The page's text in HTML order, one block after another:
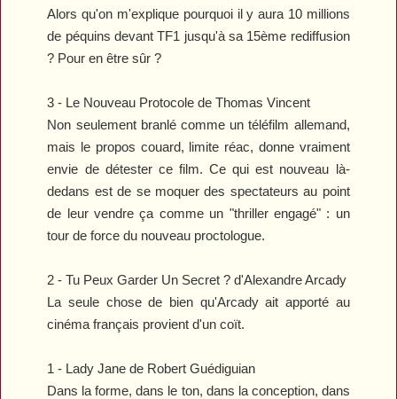
Alors qu'on m'explique pourquoi il y aura 10 millions
de péquins devant TF1 jusqu'à sa 15ème rediffusion
? Pour en être sûr ?
3 - Le Nouveau Protocole de Thomas Vincent
Non seulement branlé comme un téléfilm allemand,
mais le propos couard, limite réac, donne vraiment
envie de détester ce film. Ce qui est nouveau là-
dedans est de se moquer des spectateurs au point
de leur vendre ça comme un "thriller engagé" : un
tour de force du nouveau proctologue.
2 -Tu Peux Garder Un Secret ? d'Alexandre Arcady
La seule chose de bien qu'Arcady ait apporté au
cinéma français provient d'un coït.
1 - Lady Jane de Robert Guédiguian
Dans la forme, dans le ton, dans la conception, dans